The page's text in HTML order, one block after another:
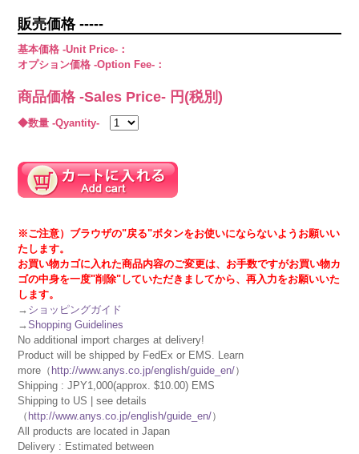
販売価格 -----
基本価格 -Unit Price-：
オプション価格 -Option Fee-：
商品価格 -Sales Price- 円(税別)
◆数量 -Qyantity-
※ご注意）ブラウザの"戻る"ボタンをお使いにならないようお願いい
たします。
お買い物カゴに入れた商品内容のご変更は、お手数ですがお買い物カ
ゴの中身を一度"削除"していただきましてから、再入力をお願いいた
します。
→ ショッピングガイド
→Shopping Guidelines
No additional import charges at delivery!
Product will be shipped by FedEx or EMS. Learn
more（ http://www.anys.co.jp/english/guide_en/）
Shipping : JPY1,000(approx. $10.00) EMS
Shipping to US | see details
（ http://www.anys.co.jp/english/guide_en/）
All products are located in Japan
Delivery : Estimated between